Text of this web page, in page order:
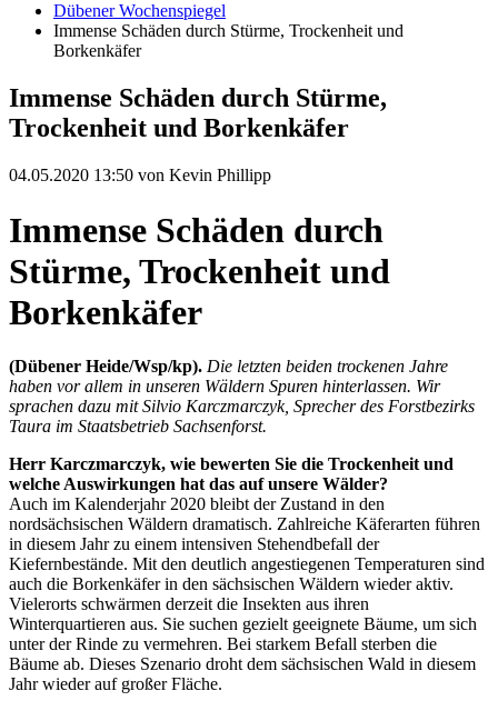
Dübener Wochenspiegel
Immense Schäden durch Stürme, Trockenheit und
Borkenkäfer
Immense Schäden durch Stürme,
Trockenheit und Borkenkäfer
04.05.2020 13:50 von Kevin Phillipp
Immense Schäden durch
Stürme, Trockenheit und
Borkenkäfer
(Dübener Heide/Wsp/kp). Die letzten beiden trockenen Jahre
haben vor allem in unseren Wäldern Spuren hinterlassen. Wir
sprachen dazu mit Silvio Karczmarczyk, Sprecher des Forstbezirks
Taura im Staatsbetrieb Sachsenforst.
Herr Karczmarczyk, wie bewerten Sie die Trockenheit und
welche Auswirkungen hat das auf unsere Wälder?
Auch im Kalenderjahr 2020 bleibt der Zustand in den
nordsächsischen Wäldern dramatisch. Zahlreiche Käferarten führen
in diesem Jahr zu einem intensiven Stehendbefall der
Kiefernbestände. Mit den deutlich angestiegenen Temperaturen sind
auch die Borkenkäfer in den sächsischen Wäldern wieder aktiv.
Vielerorts schwärmen derzeit die Insekten aus ihren
Winterquartieren aus. Sie suchen gezielt geeignete Bäume, um sich
unter der Rinde zu vermehren. Bei starkem Befall sterben die
Bäume ab. Dieses Szenario droht dem sächsischen Wald in diesem
Jahr wieder auf großer Fläche.